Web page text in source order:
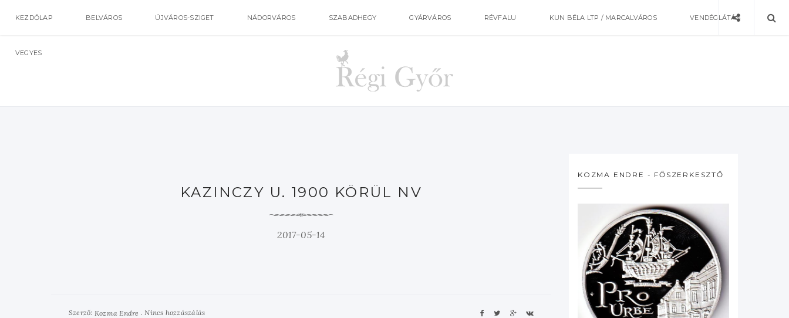
KEZDŐLAP BELVÁROS ÚJVÁROS-SZIGET NÁDORVÁROS SZABADHEGY GYÁRVÁROS RÉVFALU KUN BÉLA LTP / MARCALVÁROS VENDÉGLÁTÁS
VEGYES
KAZINCZY U. 1900 KÖRÜL NV
2017-05-14
Szerző: Kozma Endre Nincs hozzászálás
KOZMA ENDRE - FŐSZERKESZTŐ